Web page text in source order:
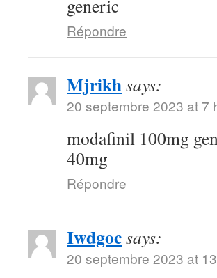
generic
Répondre
Mjrikhsays:
20 septembre 2023 at 7
modafinil 100mg
40mg
Répondre
Iwdgocsays:
20 septembre 2023 at